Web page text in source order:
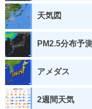
天気図
PM2.5分布予測
アメダス
2週間天気